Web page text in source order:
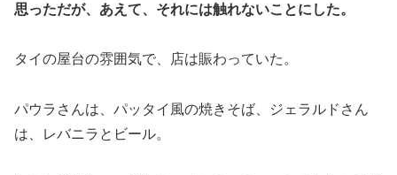
思っただが、あえて、それには触れないことにした。
タイの屋台の雰囲気で、店は賑わっていた。
パウラさんは、パッタイ風の焼きそば、ジェラルドさん
は、レバニラとビール。